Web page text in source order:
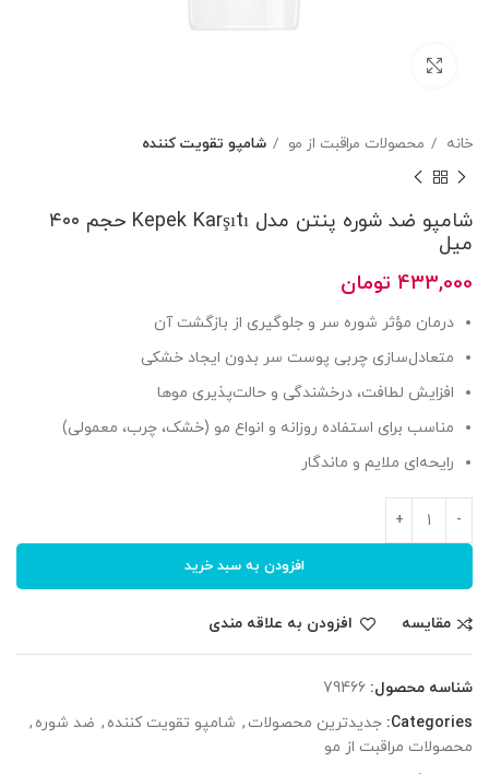
خانه محصولات مراقبت از مو شامپو تقویت کننده
شامپو ضد شوره پنتن مدل Kepek Karşıtı حجم ۴۰۰
میل
433,000 تومان
درمان مؤثر شوره سر و جلوگیری از بازگشت آن
متعادل‌سازی چربی پوست سر بدون ایجاد خشکی
افزایش لطافت، درخشندگی و حالت‌پذیری موها
مناسب برای استفاده روزانه و انواع مو (خشک، چرب، معمولی)
رایحه‌ای ملایم و ماندگار
افزودن به سبد خرید
مقایسه افزودن به علاقه مندی
شناسه محصول: 79466
Categories: جدیدترین محصولات , شامپو تقویت کننده , ضد شوره ,
محصولات مراقبت از مو